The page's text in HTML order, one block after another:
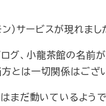
サービスが現れまし
、小龍茶館の名前が
とは一切関係はござ
まだ動いているよう